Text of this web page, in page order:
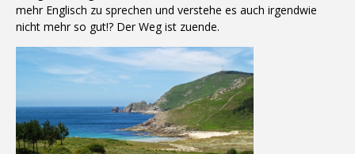
mehr Englisch zu sprechen und verstehe es auch irgendwie
nicht mehr so gut!? Der Weg ist zuende.